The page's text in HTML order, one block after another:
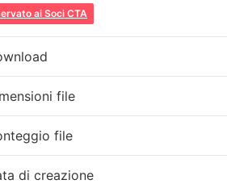
ai Soci CTA
file
file
di creazione